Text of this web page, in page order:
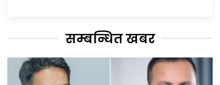
सम्बन्धित खबर